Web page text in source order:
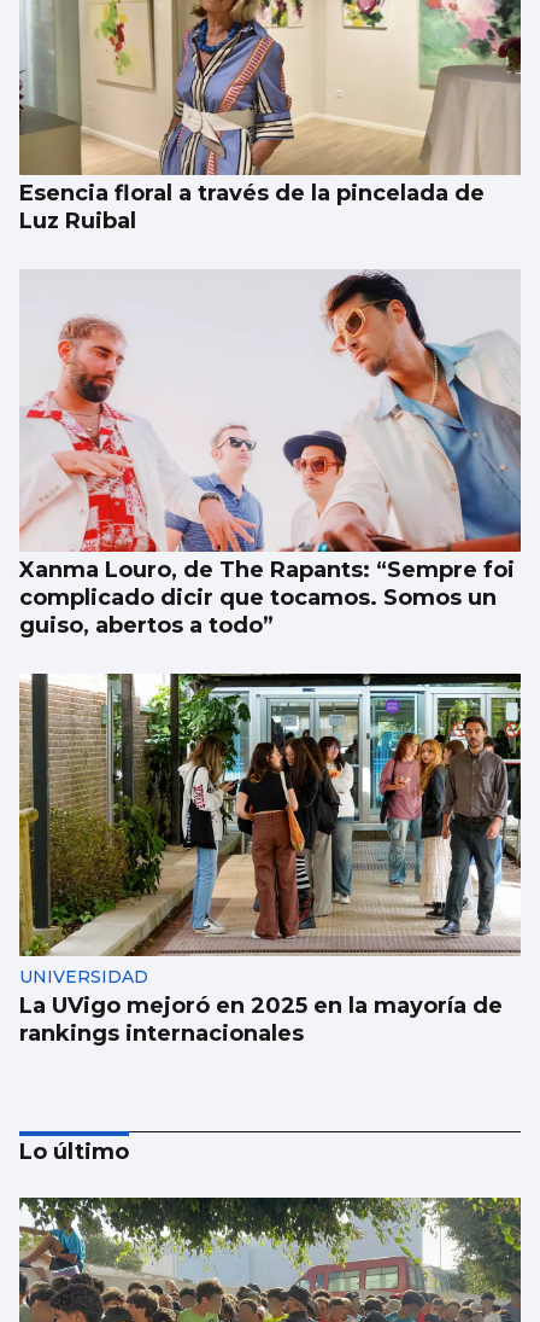
Esencia floral a través de la pincelada de
Luz Ruibal
Xanma Louro, de The Rapants: “Sempre foi
complicado dicir que tocamos. Somos un
guiso, abertos a todo”
UNIVERSIDAD
La UVigo mejoró en 2025 en la mayoría de
rankings internacionales
Lo último